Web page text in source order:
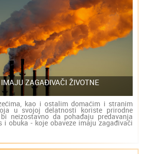
ZAGAĐIVAČI ŽIVOTNE
kao i ostalim domaćim i stranim
u svojoj delatnosti koriste prirodne
neizostavno da pohađaju predavanja
i obuka - koje obaveze imaju zagađivači